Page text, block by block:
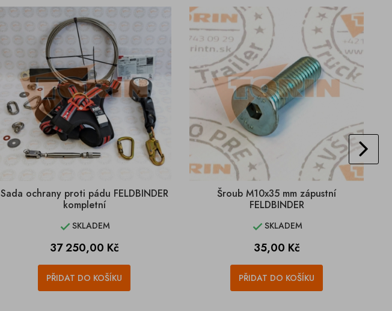
Sada ochrany proti pádu FELDBINDER
kompletní
SKLADEM
Cena
37 250,00 Kč
PŘIDAT DO KOŠÍKU
Šroub M10x35 mm zápustní
FELDBINDER
SKLADEM
Cena
35,00 Kč
PŘIDAT DO KOŠÍKU